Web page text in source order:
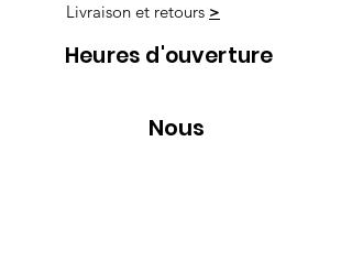
Livraison et retours >
Heures d'ouverture
Nous